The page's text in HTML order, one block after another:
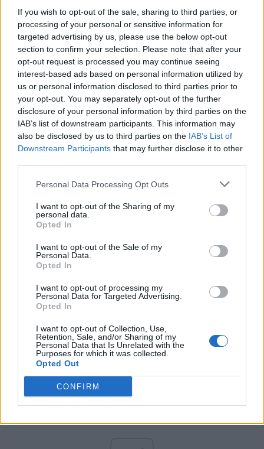
If you wish to opt-out of the sale, sharing to third parties, or
processing of your personal or sensitive information for
targeted advertising by us, please use the below opt-out
section to confirm your selection. Please note that after your
opt-out request is processed you may continue seeing
interest-based ads based on personal information utilized by
us or personal information disclosed to third parties prior to
your opt-out. You may separately opt-out of the further
disclosure of your personal information by third parties on the
IAB’s list of downstream participants. This information may
also be disclosed by us to third parties on the IAB’s List of
Downstream Participants that may further disclose it to other
Personal Data Processing Opt Outs
I want to opt-out of the Sharing of my
personal data.
Opted In
I want to opt-out of the Sale of my
Personal Data.
Opted In
I want to opt-out of processing my
Personal Data for Targeted Advertising.
Opted In
I want to opt-out of Collection, Use,
Retention, Sale, and/or Sharing of my
Personal Data that Is Unrelated with the
Purposes for which it was collected.
Opted Out
CONFIRM
PNȚMM
REPER
SENS
SOS (Șoșoacă)
POT (Gavrilă)
PACE (Peia)
Acțiunea Conservatoare (Târziu)
PDF (Lazarus)
PUSL (D. Voiculescu)
PNȚCD (Pavelescu)
PNCR (Terheș)
Partidul Patrioților (Surugiu)
FAR (Coarnă)
Altul
Arată rezultatele
Arhiva sondajelor